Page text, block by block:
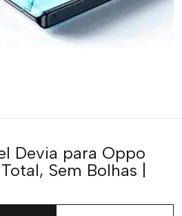
Devia para Oppo
Sem Bolhas |